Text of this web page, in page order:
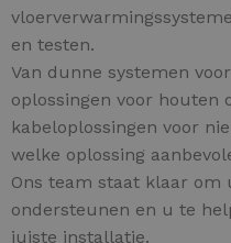
en testen.
Van dunne systemen
oplossingen voor houten
kabeloplossingen voor
welke oplossing
Ons team staat klaar om
ondersteunen en u te
juiste installatie.